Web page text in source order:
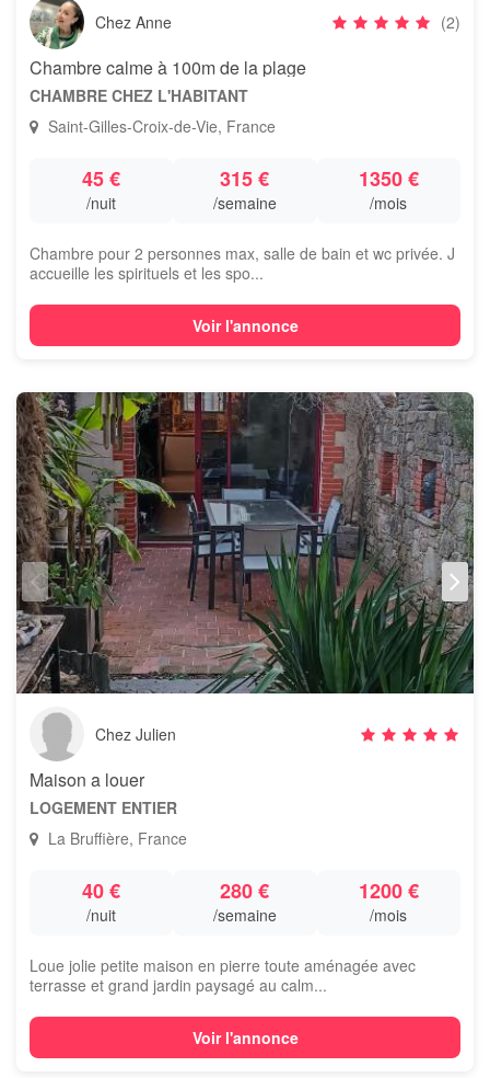
Chez Anne (2)
Chambre calme à 100m de la plage
CHAMBRE CHEZ L'HABITANT
Saint-Gilles-Croix-de-Vie, France
45 €
/nuit
315 €
/semaine
1350 €
/mois
Chambre pour 2 personnes max, salle de bain et wc privée. J
accueille les spirituels et les spo...
Voir l'annonce
Chez Julien
Maison a louer
LOGEMENT ENTIER
La Bruffière, France
40 €
/nuit
280 €
/semaine
1200 €
/mois
Loue jolie petite maison en pierre toute aménagée avec
terrasse et grand jardin paysagé au calm...
Voir l'annonce